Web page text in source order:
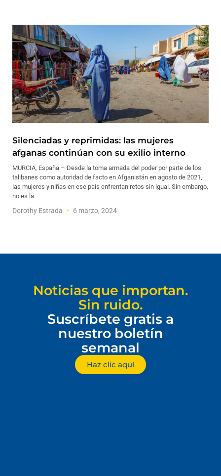
Silenciadas y reprimidas: las mujeres
afganas continúan con su exilio interno
MURCIA, España – Desde la toma armada del poder por parte de los
talibanes como autoridad de facto en Afganistán en agosto de 2021,
las mujeres y niñas en ese país enfrentan retos sin igual. Sin embargo,
no es la
Dorothy Estrada 6 marzo, 2024
Noticias que importan.
Sin ruido.
Suscríbete gratis a
nuestro boletín
semanal
Haz clic aquí